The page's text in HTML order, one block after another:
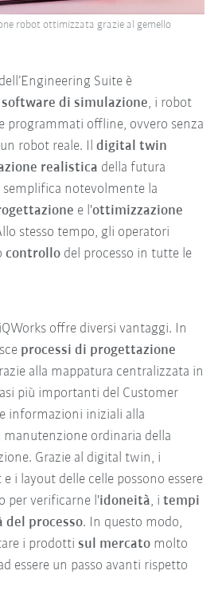
Suite è
software di simulazione, i robot
programmati offline, ovvero senza
robot reale. Ildigital twin
realistica della futura
semplifica notevolmente la
e l'ottimizzazione
stesso tempo, gli operatori
controllo del processo in tutte le
robot ottimizzata grazie al gemello
offre diversi vantaggi. In
processi di progettazione
alla mappatura centralizzata in
più importanti del Customer
informazioni iniziali alla
manutenzione ordinaria della
Grazie al digital twin, i
i layout delle celle possono essere
per verificarne l'idoneità, itempi
processo. In questo modo,
i prodottisul mercato molto
essere un passo avanti rispetto